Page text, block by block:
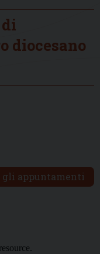
diocesano
appuntamenti